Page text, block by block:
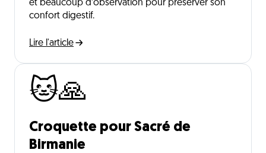
et beaucoup d’observation pour préserver son
confort digestif.
Lire l'article
🐱🙏
Croquette pour Sacré de
Birmanie